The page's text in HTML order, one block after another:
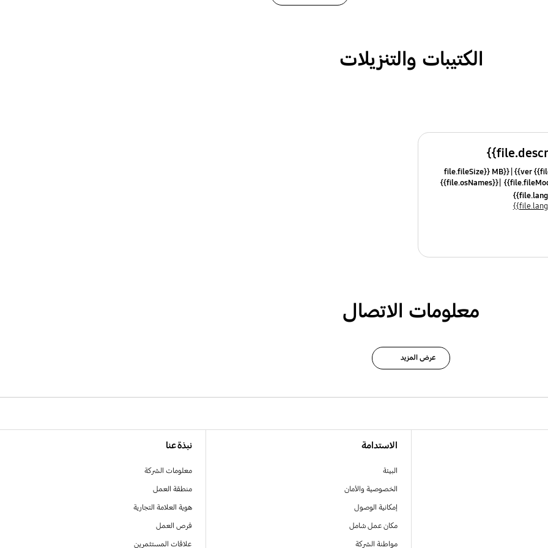
الكتيبات والتنزيلات
ver
{{file.fileSize}} MB
{{file.osNames}}
معلومات الاتصال
عرض المزيد
الاستدامة
البيئة
الخصوصية والأمان
إمكانية الوصول
مكان عمل شامل
مواطنة الشركة
نبذة عنا
معلومات الشركة
منطقة العمل
هوية العلامة التجارية
فرص العمل
علاقات المستثمرين